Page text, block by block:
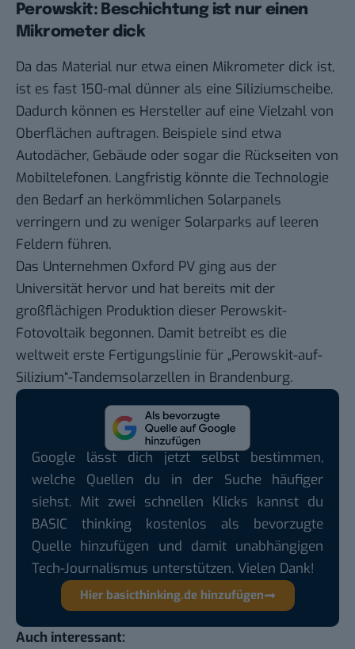
Perowskit: Beschichtung ist nur einen
Mikrometer dick
Da das Material nur etwa einen Mikrometer dick ist,
ist es fast 150-mal dünner als eine Siliziumscheibe.
Dadurch können es Hersteller auf eine Vielzahl von
Oberflächen auftragen. Beispiele sind etwa
Autodächer, Gebäude oder sogar die Rückseiten von
Mobiltelefonen. Langfristig könnte die Technologie
den Bedarf an herkömmlichen Solarpanels
verringern und zu weniger Solarparks auf leeren
Feldern führen.
Das Unternehmen Oxford PV ging aus der
Universität hervor und hat bereits mit der
großflächigen Produktion dieser Perowskit-
Fotovoltaik begonnen. Damit betreibt es die
weltweit erste Fertigungslinie für „Perowskit-auf-
Silizium“-Tandemsolarzellen in Brandenburg.
Google lässt dich jetzt selbst bestimmen,
welche Quellen du in der Suche häufiger
siehst. Mit zwei schnellen Klicks kannst du
BASIC thinking kostenlos als bevorzugte
Quelle hinzufügen und damit unabhängigen
Tech-Journalismus unterstützen. Vielen Dank!
Hier basicthinking.de hinzufügen
Auch interessant: